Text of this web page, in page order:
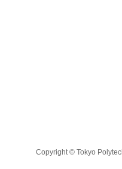
Copyright © Tokyo